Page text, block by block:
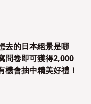
去的日本絕景是哪
問卷即可獲得2,000
機會抽中精美好禮！